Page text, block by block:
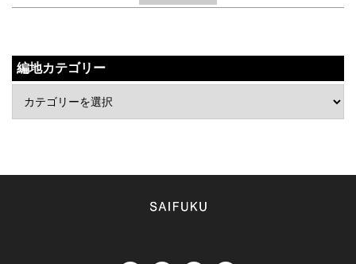
編地カテゴリー